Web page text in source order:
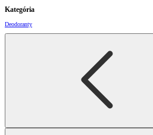
Kategória
Deodoranty